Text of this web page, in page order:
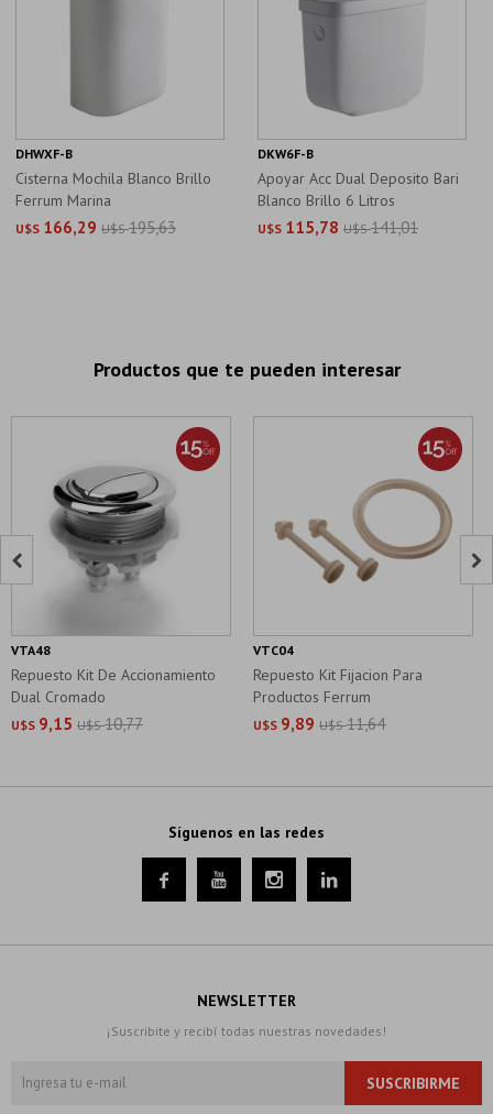
Cisterna Mochila Blanco Brillo
Ferrum Marina
U$S 166,29 U$S 195,63
DHWXF-B
Apoyar Acc Dual Deposito Bari
Blanco Brillo 6 Litros
U$S 115,78 U$S 141,01
DKW6F-B
Productos que te pueden interesar
Repuesto Kit De Accionamiento
Dual Cromado
U$S 9,15 U$S 10,77
VTA48
Repuesto Kit Fijacion Para
Productos Ferrum
U$S 9,89 U$S 11,64
VTC04
 
Síguenos en las redes
   
NEWSLETTER
¡Suscribite y recibí todas nuestras novedades!
SUSCRIBIRME